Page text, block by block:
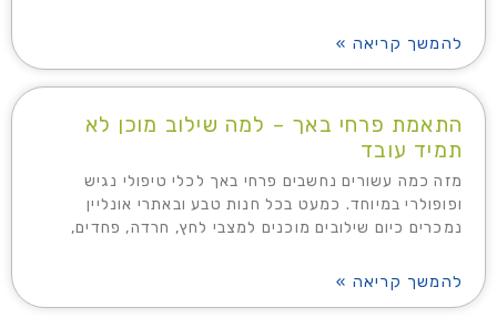
להמשך קריאה »
התאמת פרחי באך – למה שילוב מוכן לא
תמיד עובד
מזה כמה עשורים נחשבים פרחי באך לכלי טיפולי נגיש
ופופולרי במיוחד. כמעט בכל חנות טבע ובאתרי אונליין
נמכרים כיום שילובים מוכנים למצבי לחץ, חרדה, פחדים,
להמשך קריאה »